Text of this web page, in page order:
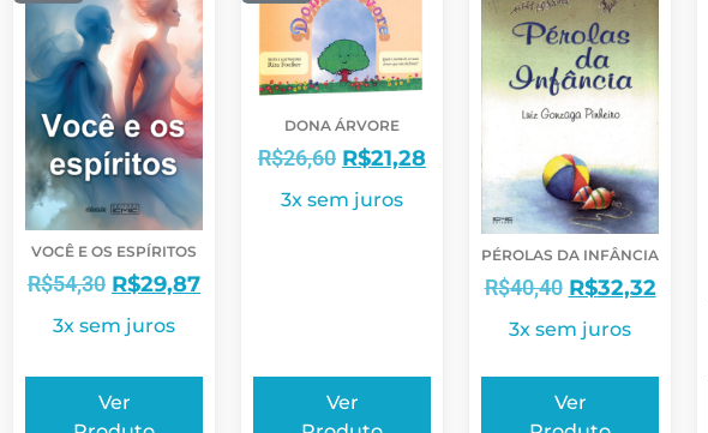
VOCÊ E OS ESPÍRITOS
R$54,30 R$29,87
3x sem juros
Ver
DONA ÁRVORE
R$26,60 R$21,28
3x sem juros
Ver
PÉROLAS DA INFÂNCIA
R$40,40 R$32,32
3x sem juros
Ver